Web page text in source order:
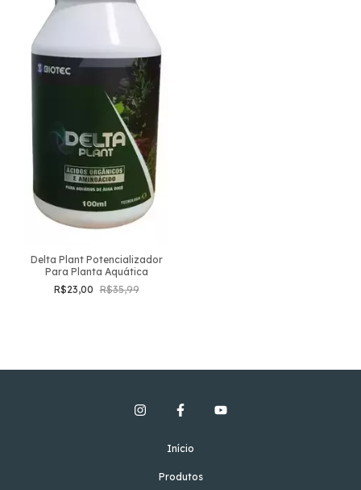
Delta Plant Potencializador
Para Planta Aquática
R$23,00 R$35,99
Início
Produtos